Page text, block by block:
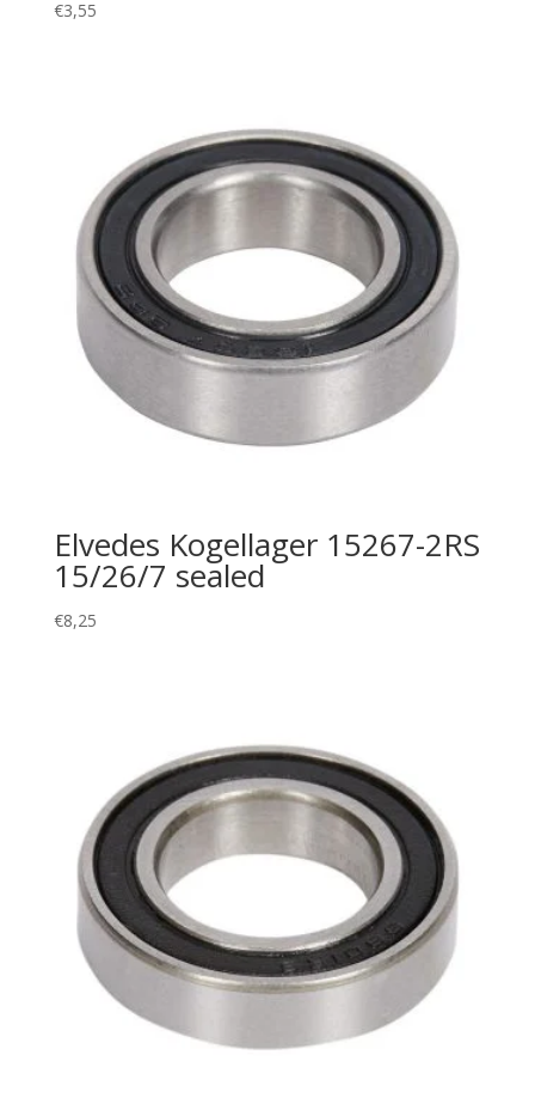
€3,55
Elvedes Kogellager 15267-2RS
15/26/7 sealed
€8,25